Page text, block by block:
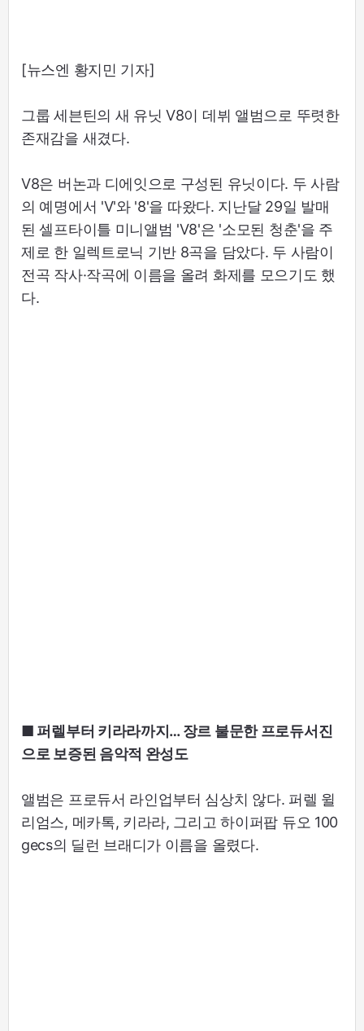
[뉴스엔 황지민 기자]
그룹 세븐틴의 새 유닛 V8이 데뷔 앨범으로 뚜렷한
존재감을 새겼다.
V8은 버논과 디에잇으로 구성된 유닛이다. 두 사람
의 예명에서 'V'와 '8'을 따왔다. 지난달 29일 발매
된 셀프타이틀 미니앨범 'V8'은 '소모된 청춘'을 주
제로 한 일렉트로닉 기반 8곡을 담았다. 두 사람이
전곡 작사·작곡에 이름을 올려 화제를 모으기도 했
다.
■ 퍼렐부터 키라라까지… 장르 불문한 프로듀서진
으로 보증된 음악적 완성도
앨범은 프로듀서 라인업부터 심상치 않다. 퍼렐 윌
리엄스, 메카톡, 키라라, 그리고 하이퍼팝 듀오 100
gecs의 딜런 브래디가 이름을 올렸다.